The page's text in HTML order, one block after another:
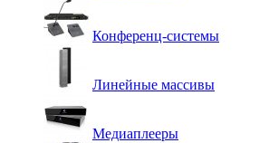
Конференц-системы
Линейные массивы
Медиаплееры